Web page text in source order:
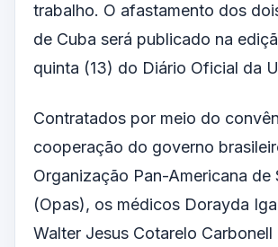
trabalho. O afastamento dos
de Cuba será publicado na
quinta (13) do Diário Oficial da
Contratados por meio do
cooperação do governo
Organização Pan-Americana de
(Opas), os médicos Dorayda
Walter Jesus Cotarelo Carbonell